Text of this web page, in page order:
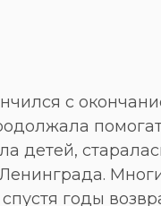
с
детей,
годы